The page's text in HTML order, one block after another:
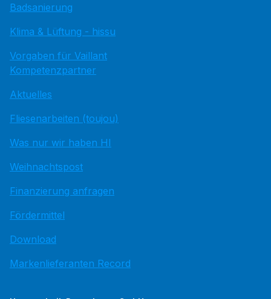
Badsanierung
Klima & Lüftung - hissu
Vorgaben für Vaillant
Kompetenzpartner
Aktuelles
Fliesenarbeiten (toujou)
Was nur wir haben HI
Weihnachtspost
Finanzierung anfragen
Fördermittel
Download
Markenlieferanten Record